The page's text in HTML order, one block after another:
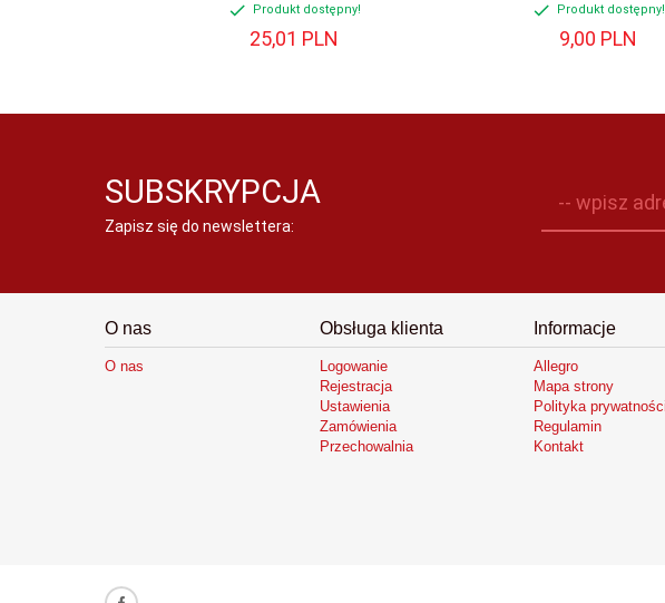
Produkt dostępny!
25,01 PLN
Produkt dostępny!
9,00 PLN
SUBSKRYPCJA
Zapisz się do newslettera:
-- wpisz
O nas
O nas
Obsługa klienta
Logowanie
Rejestracja
Ustawienia
Zamówienia
Przechowalnia
Informacje
Allegro
Mapa strony
Polityka prywatności
Regulamin
Kontakt